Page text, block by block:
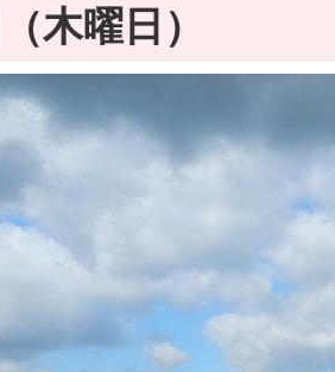
木曜日）